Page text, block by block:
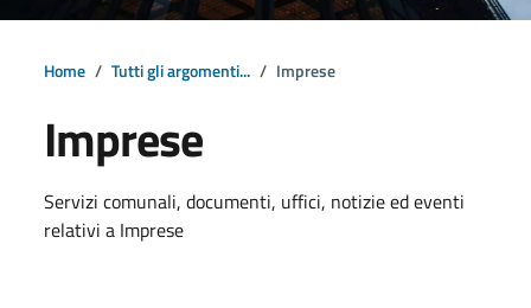
Home Tutti gli argomenti... Imprese
Imprese
Dettagli della notizia
Servizi comunali, documenti, uffici, notizie ed eventi
relativi a Imprese